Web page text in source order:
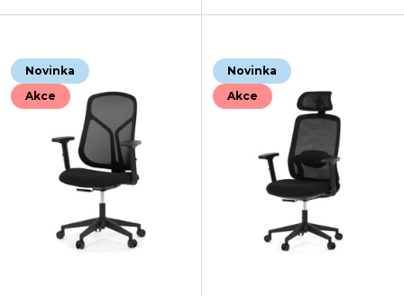
Novinka
Akce
Novinka
Akce